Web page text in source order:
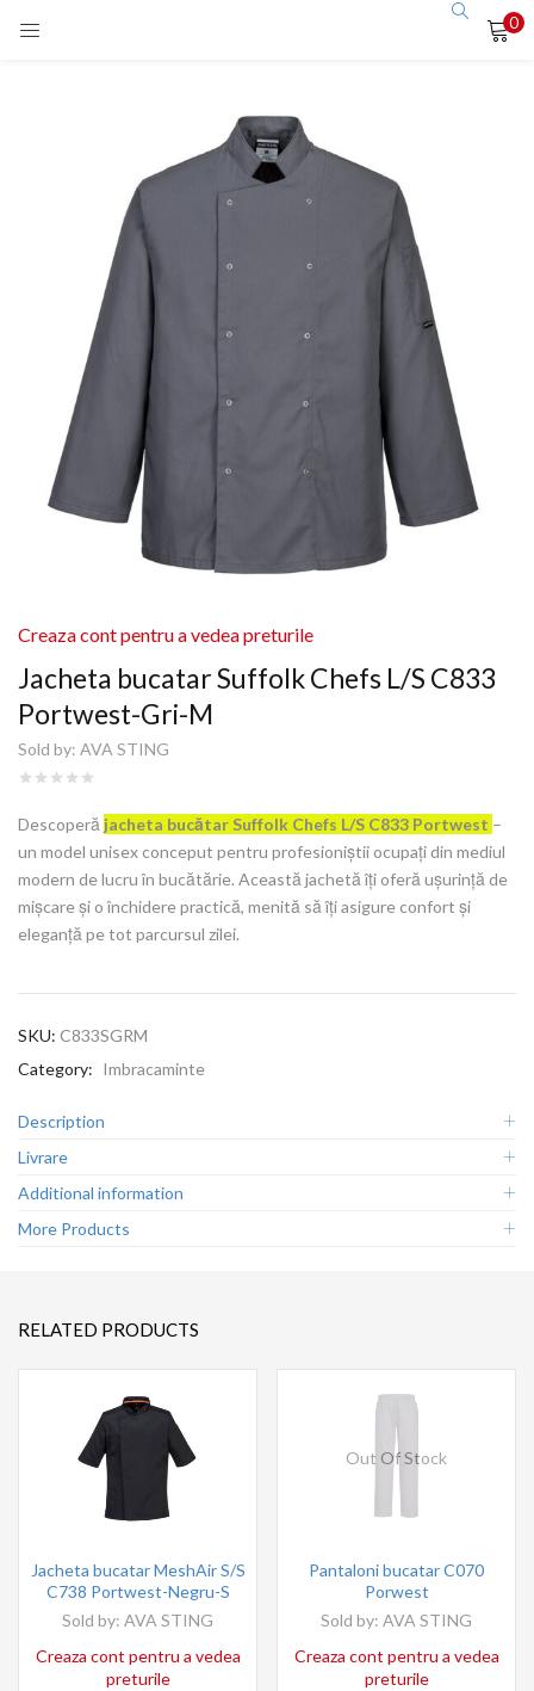
0
Jacheta bucatar Suffolk Chefs L/S C833
Portwest-Gri-M
Sold by: AVA STING
Creaza cont pentru a vedea preturile
Descoperă jacheta bucătar Suffolk Chefs L/S C833 Portwest –
un model unisex conceput pentru profesioniștii ocupați din mediul
modern de lucru în bucătărie. Această jachetă îți oferă ușurință de
mișcare și o închidere practică, menită să îți asigure confort și
eleganță pe tot parcursul zilei.
SKU: C833SGRM
Category: Imbracaminte
Description
Livrare
Additional information
More Products
RELATED PRODUCTS
Jacheta bucatar MeshAir S/S
C738 Portwest-Negru-S
Sold by: AVA STING
Creaza cont pentru a vedea
preturile
Out Of Stock
Pantaloni bucatar C070
Porwest
Sold by: AVA STING
Creaza cont pentru a vedea
preturile
Enter your username and password to login.
Remember me